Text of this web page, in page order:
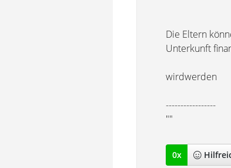
Die Eltern
Unterkunft
wirdwerden
-----------------
""
0x